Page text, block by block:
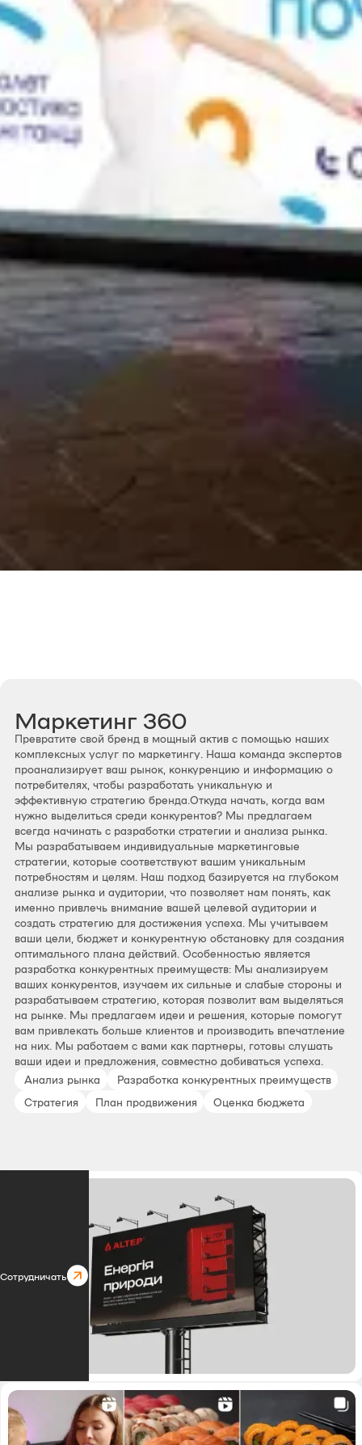
Маркетинг 360
Превратите свой бренд в мощный актив с помощью наших
комплексных услуг по маркетингу. Наша команда экспертов
проанализирует ваш рынок, конкуренцию и информацию о
потребителях, чтобы разработать уникальную и
эффективную стратегию бренда.Откуда начать, когда вам
нужно выделиться среди конкурентов? Мы предлагаем
всегда начинать с разработки стратегии и анализа рынка.
Мы разрабатываем индивидуальные маркетинговые
стратегии, которые соответствуют вашим уникальным
потребностям и целям. Наш подход базируется на глубоком
анализе рынка и аудитории, что позволяет нам понять, как
именно привлечь внимание вашей целевой аудитории и
создать стратегию для достижения успеха. Мы учитываем
ваши цели, бюджет и конкурентную обстановку для создания
оптимального плана действий. Особенностью является
разработка конкурентных преимуществ: Мы анализируем
ваших конкурентов, изучаем их сильные и слабые стороны и
разрабатываем стратегию, которая позволит вам выделяться
на рынке. Мы предлагаем идеи и решения, которые помогут
вам привлекать больше клиентов и производить впечатление
на них. Мы работаем с вами как партнеры, готовы слушать
ваши идеи и предложения, совместно добиваться успеха.
Анализ рынка
Разработка конкурентных преимуществ
Стратегия
План продвижения Оценка бюджета
Сотрудничать